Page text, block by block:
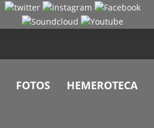
FOTOS HEMEROTECA